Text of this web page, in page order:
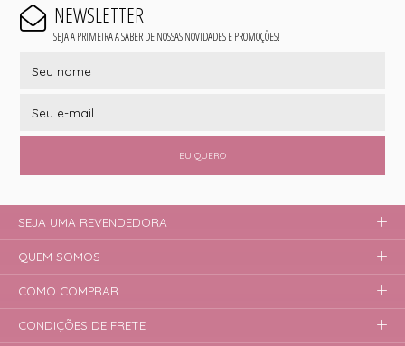
NEWSLETTER
SEJA A PRIMEIRA A SABER DE NOSSAS NOVIDADES E PROMOÇÕES!
EU QUERO
SEJA UMA REVENDEDORA
QUEM SOMOS
COMO COMPRAR
CONDIÇÕES DE FRETE